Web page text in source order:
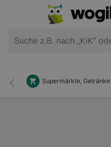
Zurück
Supermärkte,